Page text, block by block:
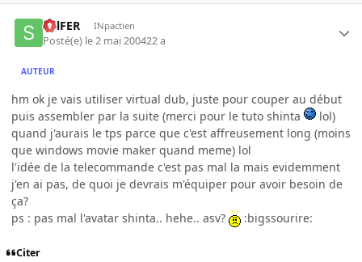
SulFER INpactien
Posté(e) le 2 mai 200422 a
AUTEUR
hm ok je vais utiliser virtual dub, juste pour couper au début
puis assembler par la suite (merci pour le tuto shinta
lol)
quand j'aurais le tps parce que c'est affreusement long (moins
que windows movie maker quand meme) lol
l'idée de la telecommande c'est pas mal la mais evidemment
j'en ai pas, de quoi je devrais m'équiper pour avoir besoin de
ça?
ps : pas mal l'avatar shinta.. hehe.. asv?
:bigssourire:
Citer